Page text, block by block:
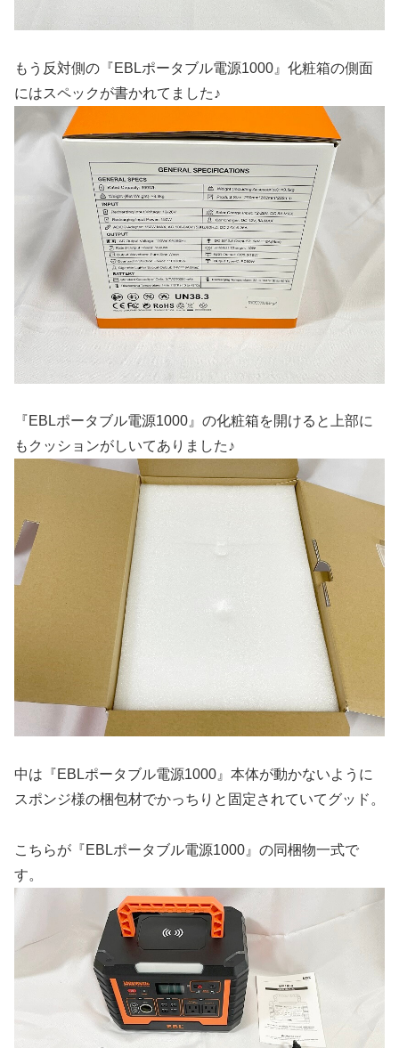
もう反対側の『EBLポータブル電源1000』化粧箱の側面
にはスペックが書かれてました♪
『EBLポータブル電源1000』の化粧箱を開けると上部に
もクッションがしいてありました♪
中は『EBLポータブル電源1000』本体が動かないように
スポンジ様の梱包材でかっちりと固定されていてグッド。
こちらが『EBLポータブル電源1000』の同梱物一式で
す。